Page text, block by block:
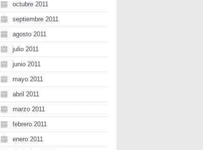
octubre 2011
septiembre 2011
agosto 2011
julio 2011
junio 2011
mayo 2011
abril 2011
marzo 2011
febrero 2011
enero 2011